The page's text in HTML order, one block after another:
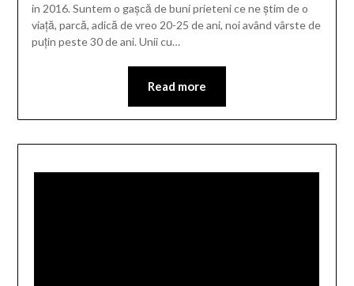
in 2016. Suntem o gașcă de buni prieteni ce ne știm de o
viață, parcă, adică de vreo 20-25 de ani, noi având vârste de
puțin peste 30 de ani. Unii cu…
Read more